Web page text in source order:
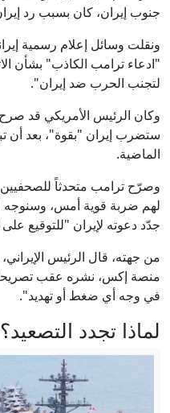
جنوب إيران، كان بسبب رد
ونقلت وسائل إعلام رسمية
"ادعاء ترامب الكاذب" بشأن
لتجنب الحرب ضد إيران".
وكان الرئيس الأمريكي قد صرح
ستضرب إيران "بقوة"، بعد أن
الماضية.
وصرّح ترامب متحدثاً
لهم ضربة قوية أمس، وسنوجه
جدّد دعوته لإيران "للتوقيع
من جهته، قال الرئيس
منصة إكس، نشره عقب
في وجه أي ضغط أو تهديد".
لماذا تجدد التصعيد؟